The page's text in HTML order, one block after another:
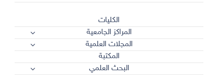
الكليات
المراكز الجامعية
المجلات العلمية
المكتبة
البحث العلمي